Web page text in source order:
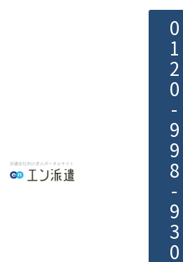
0
1
2
0
-
9
9
8
-
9
3
0